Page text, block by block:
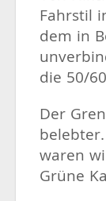
Fahrstil
dem in
die 50/
Der
waren
Grüne